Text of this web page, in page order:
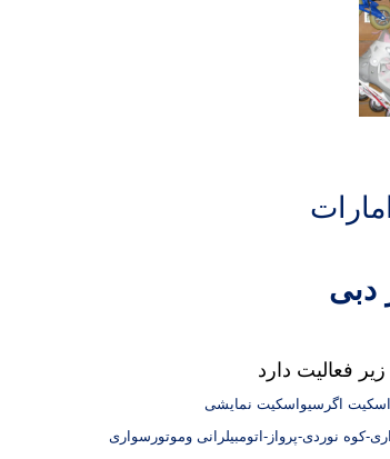
دبی
فعالیت دارد
اگرسیواسکیت نمایشی
کوه نوردی-پرواز-اتومبیلرانی وموتورسواری